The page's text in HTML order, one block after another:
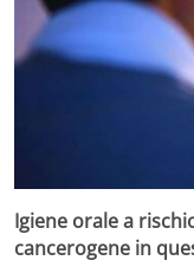
Igiene orale a
cancerogene in